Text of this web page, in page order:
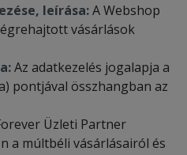
leírása:A Webshop
vásárlások
Az adatkezelés jogalapja a
pontjával összhangban az
Üzleti Partner
a múltbéli vásárlásairól és